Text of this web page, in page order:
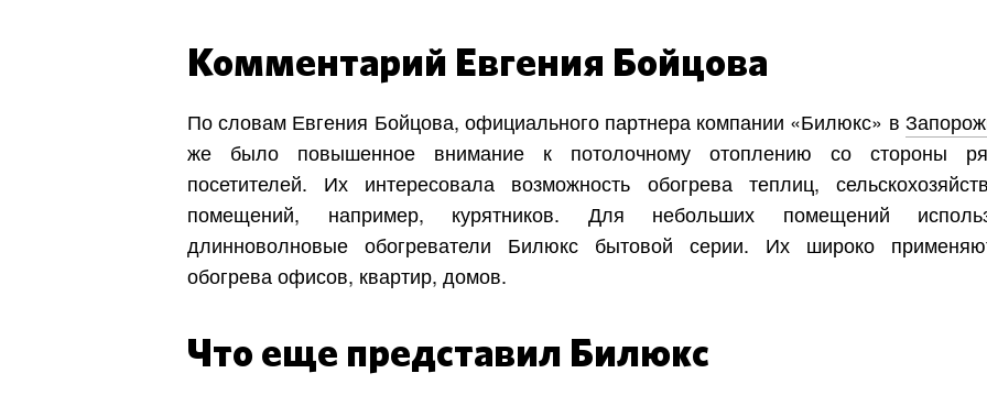
Комментарий Евгения Бойцова
По словам Евгения Бойцова, официального партнера компании «Билюкс» в
же было повышенное внимание к потолочному отоплению со стороны
посетителей. Их интересовала возможность обогрева теплиц,
помещений, например, курятников. Для небольших помещений
длинноволновые обогреватели Билюкс бытовой серии. Их широко
обогрева офисов, квартир, домов.
Что еще представил Билюкс